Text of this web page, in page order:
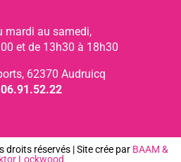
mardi au samedi,
et de 13h30 à 18h30
62370 Audruicq
droits réservés | Site crée par BAAM &
Lockwood